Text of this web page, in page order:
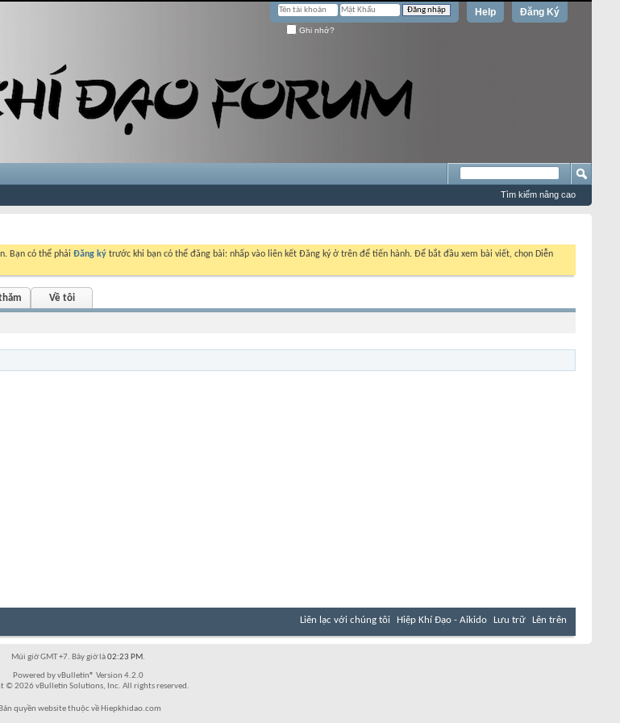
Đăng Ký
Help
Ghi nhớ?
Tìm kiếm nâng cao
Bạn có thể phải Đăng ký trước khi bạn có thể đăng bài: nhấp vào liên kết Đăng ký ở trên để tiến hành. Để bắt đầu xem bài viết, chọn Diễn
Về tôi
Liên lạc với chúng tôi Hiệp Khí Đạo - Aikido Lưu trữ Lên trên
Múi giờ GMT +7. Bây giờ là02:23 PM.
Powered by vBulletin® Version 4.2.0
© 2026 vBulletin Solutions, Inc. All rights reserved.
Bản quyền website thuộc về Hiepkhidao.com